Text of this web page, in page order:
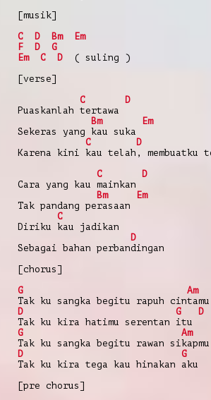
[musik]
C
D Bm
Em
F
D
G
Em
C D ( suling )
[verse]
C
D
Puaskanlah tertawa
Bm
Em
Sekeras yang kau suka
C
D
Karena kini kau telah, membuatku
C
D
Cara yang kau mainkan
Bm
Em
Tak pandang perasaan
C
Diriku kau jadikan
D
Sebagai bahan perbandingan
[chorus]
G
Am
Tak ku sangka begitu rapuh cintamu
D
G
D
Tak ku kira hatimu serentan itu
G
Am
Tak ku sangka begitu rawan sikapmu
D
G
Tak ku kira tega kau hinakan aku
[pre chorus]